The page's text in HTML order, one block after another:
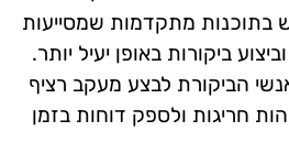
בתוכנות מתקדמות שמסייעות
ביקורות באופן יעיל יותר.
הביקורת לבצע מעקב רציף
חריגות ולספק דוחות בזמן